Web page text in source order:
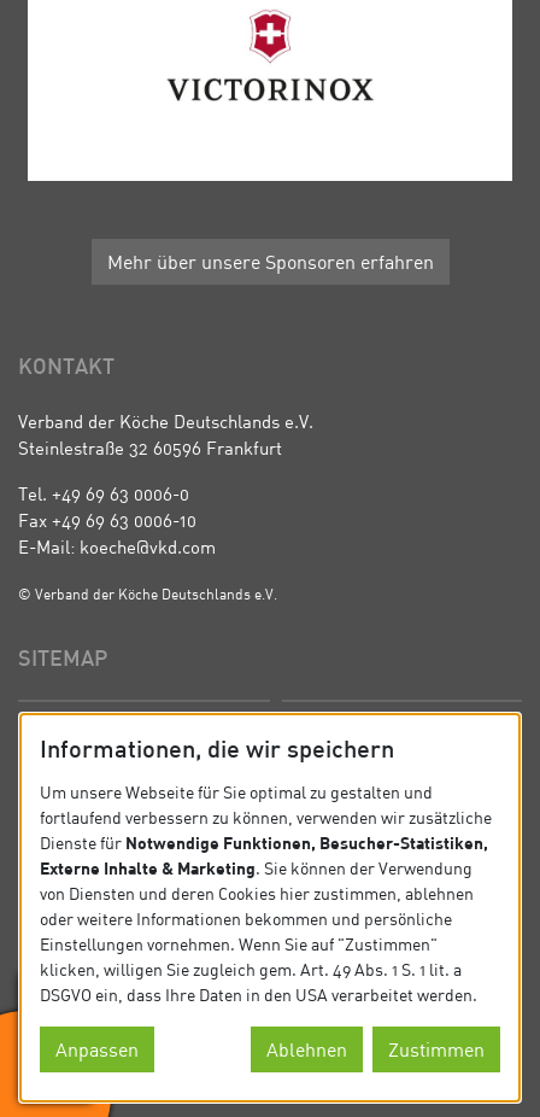
Mehr über unsere Sponsoren erfahren
KONTAKT
Verband der Köche Deutschlands e.V.
Steinlestraße 32 60596 Frankfurt
Tel. +49 69 63 0006-0
Fax +49 69 63 0006-10
E-Mail: koeche@vkd.com
© Verband der Köche Deutschlands e.V.
SITEMAP
News Kontakt
Datenschutz Impressum
SOCIAL
Folgen Sie uns auf Social Media.
Informationen, die wir speichern
Um unsere Webseite für Sie optimal zu gestalten und
fortlaufend verbessern zu können, verwenden wir zusätzliche
Dienste für Notwendige Funktionen, Besucher-Statistiken,
Externe Inhalte & Marketing. Sie können der Verwendung
von Diensten und deren Cookies hier zustimmen, ablehnen
oder weitere Informationen bekommen und persönliche
Einstellungen vornehmen. Wenn Sie auf "Zustimmen"
klicken, willigen Sie zugleich gem. Art. 49 Abs. 1 S. 1 lit. a
DSGVO ein, dass Ihre Daten in den USA verarbeitet werden.
Anpassen Ablehnen Zustimmen